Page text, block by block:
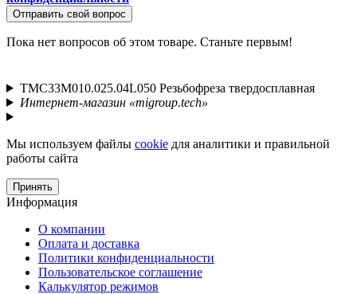
Отправить свой вопрос
Пока нет вопросов об этом товаре. Станьте первым!
TMС33M010.025.04L050 Резьбофреза твердосплавная
Интернет-магазин «migroup.tech»
Мы используем файлы cookie для аналитики и правильной
работы сайта
Принять
Информация
О компании
Оплата и доставка
Политики конфиденциальности
Пользовательское соглашение
Калькулятор режимов